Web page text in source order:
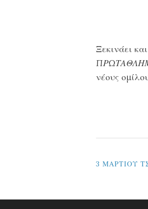
Ξεκινάει
νέους
3 ΜΑΡΤΙΟΥ